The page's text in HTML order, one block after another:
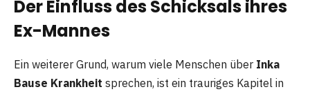
Der Einfluss des Schicksals ihres
Ex-Mannes
Ein weiterer Grund, warum viele Menschen über Inka
Bause Krankheit sprechen, ist ein trauriges Kapitel in